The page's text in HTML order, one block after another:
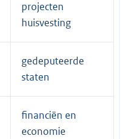
projecten
huisvesting
gedeputeerde
staten
financiën en
economie